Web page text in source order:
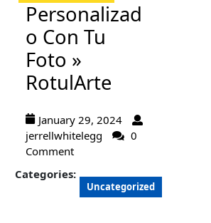
Personalizad
o Con Tu
Foto »
RotulArte
January 29, 2024
jerrellwhitelegg
0
Comment
Categories:
Uncategorized